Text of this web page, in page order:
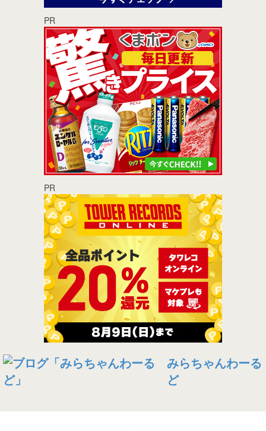
PR
PR
みらちゃんわーる
ど